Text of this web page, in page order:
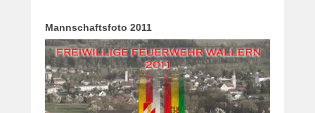
Mannschaftsfoto 2011